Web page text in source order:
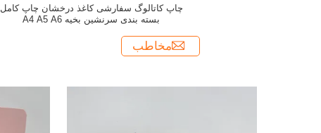
چاپ کاتالوگ سفارشی کاغذ درخشان چاپ کامل
بسته بندی سرنشین بخیه A4 A5 A6
مخاطب